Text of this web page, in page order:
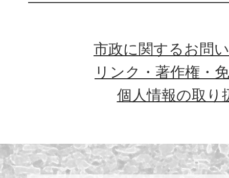
市政に関するお問
リンク・著作権・
個人情報の取り